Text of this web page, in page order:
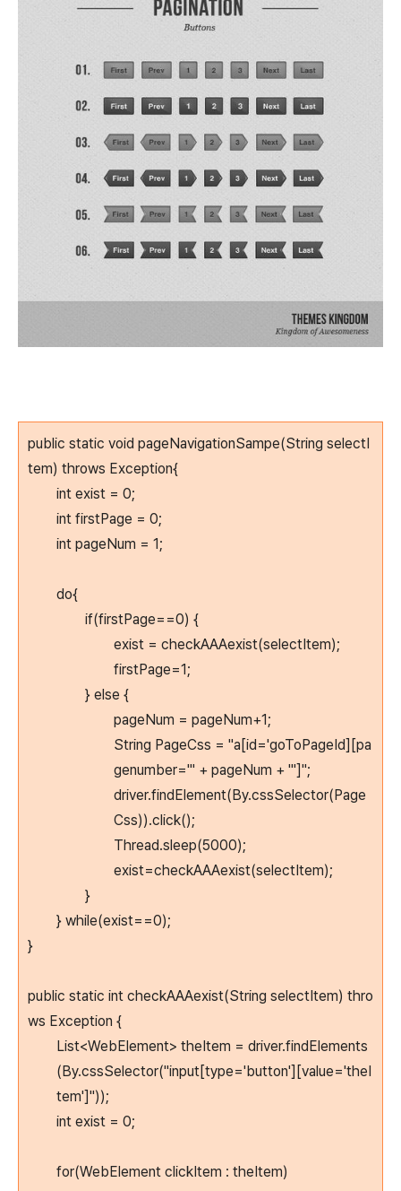
public static void pageNavigationSampe(String selectI
tem) throws Exception{
int exist = 0;
int firstPage = 0;
int pageNum = 1;
do{
if(firstPage==0) {
exist = checkAAAexist(selectItem);
firstPage=1;
} else {
pageNum = pageNum+1;
String PageCss = "a[id='goToPageId][pa
genumber='" + pageNum + "']";
driver.findElement(By.cssSelector(Page
Css)).click();
Thread.sleep(5000);
exist=checkAAAexist(selectItem);
}
} while(exist==0);
}
public static int checkAAAexist(String selectItem) thro
ws Exception {
List<WebElement> theItem = driver.findElements
(By.cssSelector("input[type='button'][value='theI
tem']"));
int exist = 0;
for(WebElement clickItem : theItem)